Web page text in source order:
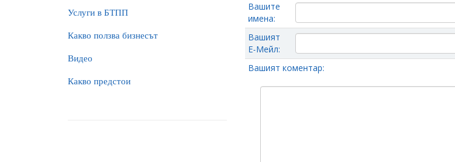
Услуги в БТПП
Какво ползва бизнесът
Видео
Какво предстои
Вашите
имена:
Вашият
Е-Мейл:
Вашият коментар: